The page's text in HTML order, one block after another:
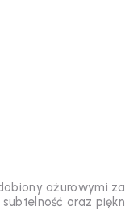
ażurowymi
oraz